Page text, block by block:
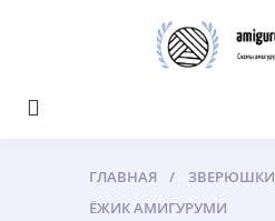
ГЛАВНАЯ ЗВЕРЮШКИ
ЁЖИК АМИГУРУМИ